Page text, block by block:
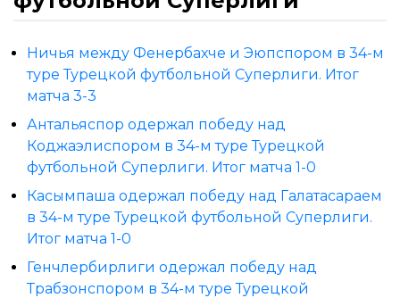
Ничья между Фенербахче и Эюпспором в 34-м
туре Турецкой футбольной Суперлиги. Итог
матча 3-3
Антальяспор одержал победу над
Коджаэлиспором в 34-м туре Турецкой
футбольной Суперлиги. Итог матча 1-0
Касымпаша одержал победу над Галатасараем
в 34-м туре Турецкой футбольной Суперлиги.
Итог матча 1-0
Генчлербирлиги одержал победу над
Трабзонспором в 34-м туре Турецкой